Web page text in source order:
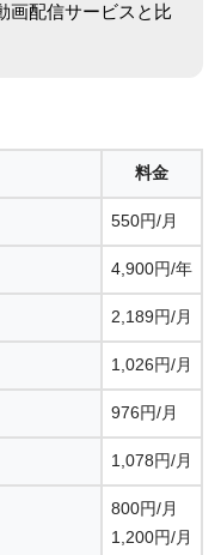
画配信サービスと比
料金
550円/月
4,900円/年
2,189円/月
1,026円/月
976円/月
1,078円/月
800円/月
1,200円/月